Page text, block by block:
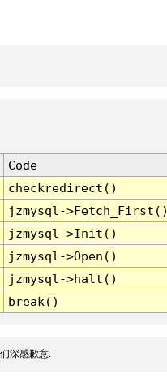
Code
checkredirect()
jzmysql-
jzmysql->Init()
jzmysql->Open()
jzmysql->halt()
break()
深感歉意.